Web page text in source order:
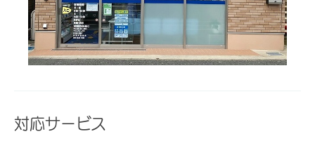
対応サービス